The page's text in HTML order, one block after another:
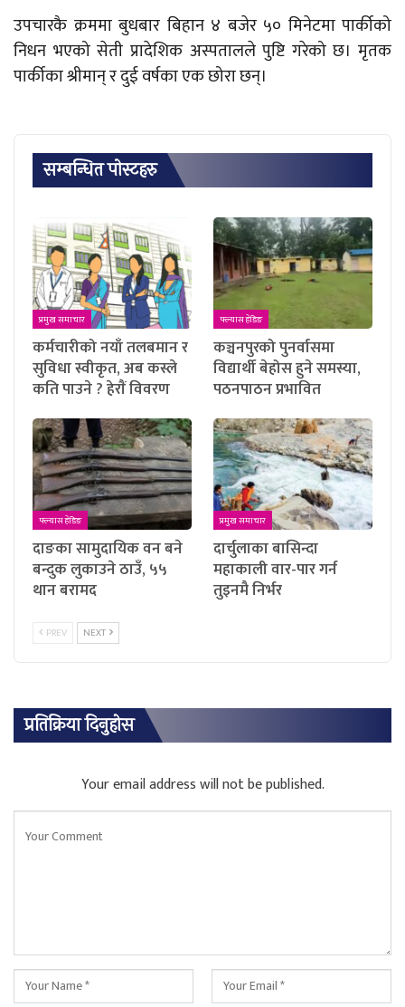
उपचारकै क्रममा बुधबार बिहान ४ बजेर ५० मिनेटमा पार्कीको
निधन भएको सेती प्रादेशिक अस्पतालले पुष्टि गरेको छ। मृतक
पार्कीका श्रीमान् र दुई वर्षका एक छोरा छन्।
सम्बन्धित पाेस्टहरु
प्रमुख समाचार
कर्मचारीको नयाँ तलबमान र
सुविधा स्वीकृत, अब कस्ले
कति पाउने ? हेराैं विवरण
फ्ल्यास हेडिङ
कञ्चनपुरको पुनर्वासमा
विद्यार्थी बेहोस हुने समस्या,
पठनपाठन प्रभावित
फ्ल्यास हेडिङ
दाङका सामुदायिक वन बने
बन्दुक लुकाउने ठाउँ, ५५
थान बरामद
प्रमुख समाचार
दार्चुलाका बासिन्दा
महाकाली वार-पार गर्न
तुइनमै निर्भर
PREV NEXT
प्रतिक्रिया दिनुहोस
Your email address will not be published.